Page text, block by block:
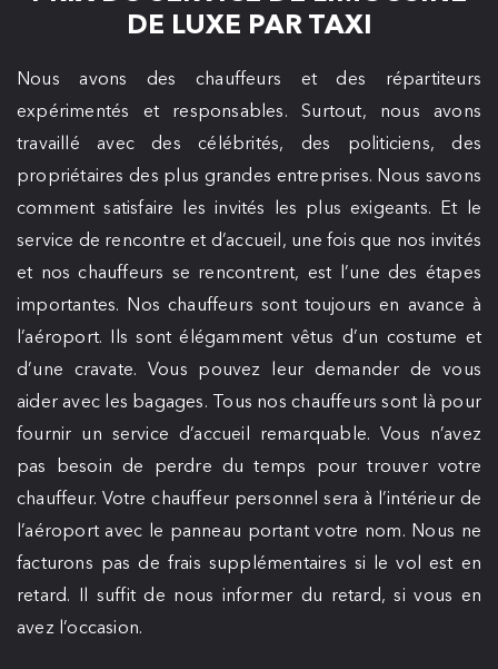
DE LUXE PAR TAXI
Nous avons des chauffeurs et des répartiteurs
expérimentés et responsables. Surtout, nous avons
travaillé avec des célébrités, des politiciens, des
propriétaires des plus grandes entreprises. Nous savons
comment satisfaire les invités les plus exigeants. Et le
service de rencontre et d’accueil, une fois que nos invités
et nos chauffeurs se rencontrent, est l’une des étapes
importantes. Nos chauffeurs sont toujours en avance à
l’aéroport. Ils sont élégamment vêtus d’un costume et
d’une cravate. Vous pouvez leur demander de vous
aider avec les bagages. Tous nos chauffeurs sont là pour
fournir un service d’accueil remarquable. Vous n’avez
pas besoin de perdre du temps pour trouver votre
chauffeur. Votre chauffeur personnel sera à l’intérieur de
l’aéroport avec le panneau portant votre nom. Nous ne
facturons pas de frais supplémentaires si le vol est en
retard. Il suffit de nous informer du retard, si vous en
avez l’occasion.